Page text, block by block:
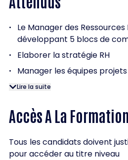
•
Le Manager des
développant 5 blocs de
• Elaborer la stratégie RH
• Manager les équipes
Lire la suite
Accès A La Formation
Tous les candidats doivent
pour accéder au titre niveau